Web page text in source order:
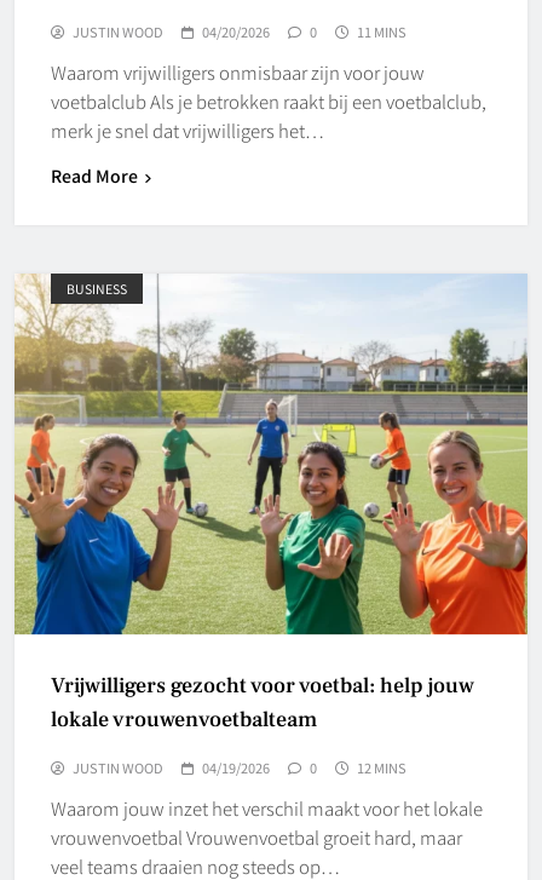
JUSTIN WOOD 04/20/2026 0 11 MINS
Waarom vrijwilligers onmisbaar zijn voor jouw
voetbalclub Als je betrokken raakt bij een voetbalclub,
merk je snel dat vrijwilligers het…
Read More
BUSINESS
Vrijwilligers gezocht voor voetbal: help jouw
lokale vrouwenvoetbalteam
JUSTIN WOOD 04/19/2026 0 12 MINS
Waarom jouw inzet het verschil maakt voor het lokale
vrouwenvoetbal Vrouwenvoetbal groeit hard, maar
veel teams draaien nog steeds op…